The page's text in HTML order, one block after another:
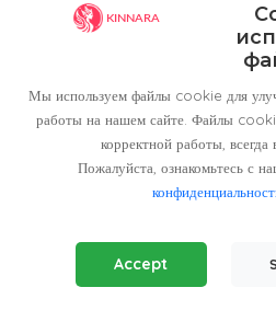
Мы используем файлы cookie для
работы на нашем сайте. Файлы
корректной работы, всегда
Пожалуйста, ознакомьтесь с
Essential Cookies(Always
Required for the website to
Accept
Kinnara.Asiaпоможет вам найти
Regional
58, 9 Lagoon Rd, Choeng Thale
Thalang District, Phuket, 83110,